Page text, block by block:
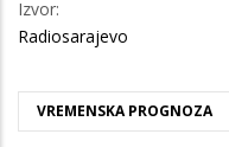
Izvor:
Radiosarajevo
VREMENSKA PROGNOZA